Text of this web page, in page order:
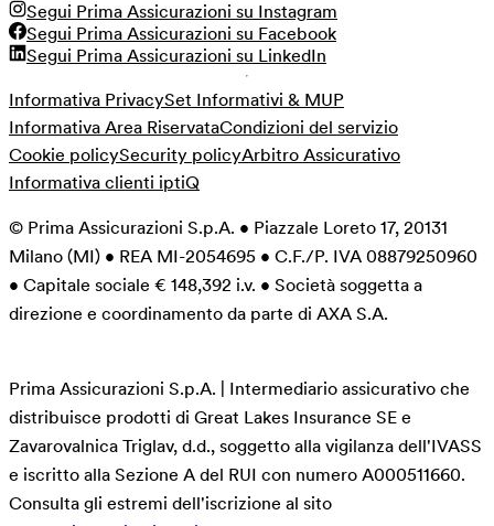
Segui Prima Assicurazioni su Instagram
Segui Prima Assicurazioni su Facebook
Segui Prima Assicurazioni su LinkedIn
Informativa PrivacySet Informativi & MUP
Informativa Area RiservataCondizioni del servizio
Cookie policySecurity policyArbitro Assicurativo
Informativa clienti iptiQ
© Prima Assicurazioni S.p.A. • Piazzale Loreto 17, 20131
Milano (MI) • REA MI-2054695 • C.F./P. IVA 08879250960
• Capitale sociale € 148,392 i.v. • Società soggetta a
direzione e coordinamento da parte di AXA S.A.
Prima Assicurazioni S.p.A. | Intermediario assicurativo che
distribuisce prodotti di Great Lakes Insurance SE e
Zavarovalnica Triglav, d.d., soggetto alla vigilanza dell'IVASS
e iscritto alla Sezione A del RUI con numero A000511660.
Consulta gli estremi dell'iscrizione al sito